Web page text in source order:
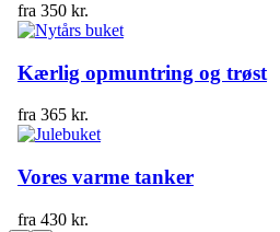
fra 350 kr.
Kærlig opmuntring og trøst
fra 365 kr.
Vores varme tanker
fra 430 kr.